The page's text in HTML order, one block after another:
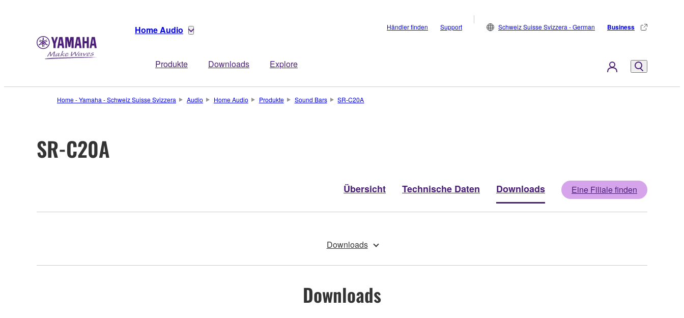
Home Audio
Produkte Downloads Explore
Händler finden Support Schweiz Suisse Svizzera - German Business
Home - Yamaha - Schweiz Suisse Svizzera Audio Home Audio Produkte Sound Bars SR-C20A
SR-C20A
Übersicht Technische Daten Downloads Eine Filiale finden
Downloads
Downloads